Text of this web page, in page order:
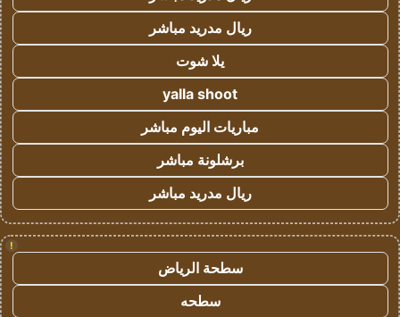
ريال مدريد مباشر
يلا شوت
yalla shoot
مباريات اليوم مباشر
برشلونة مباشر
ريال مدريد مباشر
!
سطحة الرياض
سطحه